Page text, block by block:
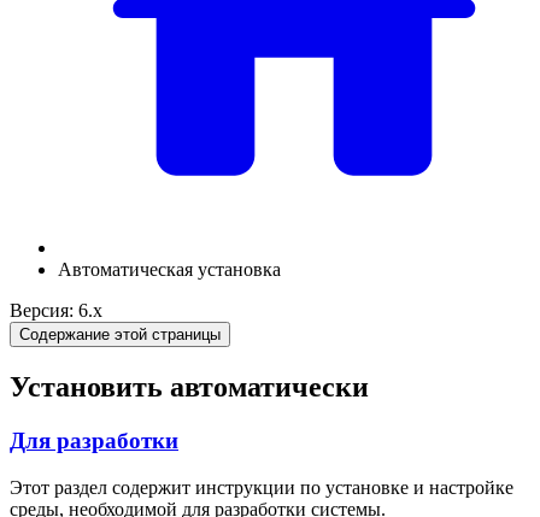
Автоматическая установка
Версия: 6.x
Содержание этой страницы
Установить автоматически
Для разработки
Этот раздел содержит инструкции по установке и настройке
среды, необходимой для разработки системы.